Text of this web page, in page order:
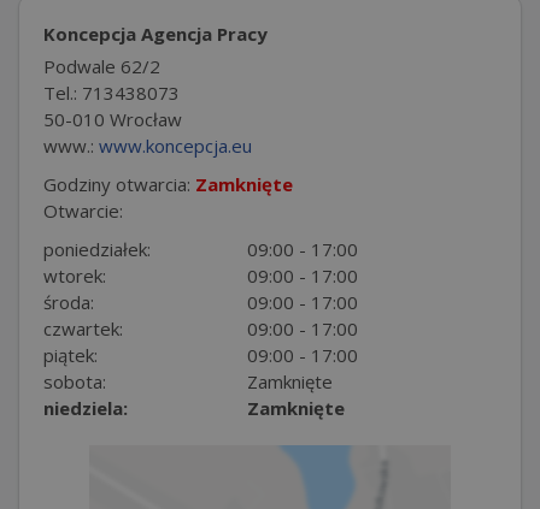
Koncepcja Agencja Pracy
Podwale 62/2
Tel.: 713438073
50-010 Wrocław
www.: www.koncepcja.eu
Godziny otwarcia: Zamknięte
Otwarcie:
poniedziałek:
09:00 - 17:00
wtorek:
09:00 - 17:00
środa:
09:00 - 17:00
czwartek:
09:00 - 17:00
piątek:
09:00 - 17:00
sobota:
Zamknięte
niedziela:
Zamknięte